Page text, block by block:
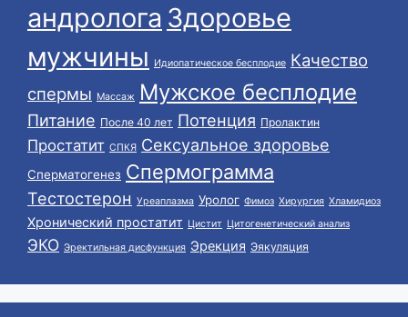
андролога Здоровье
мужчины
Идиопатическое бесплодие Качество
спермы Массаж Мужское бесплодие
Питание После 40 лет Потенция Пролактин
Простатит СПКЯ Сексуальное здоровье
Сперматогенез Спермограмма
Тестостерон Уреаплазма Уролог Фимоз Хирургия Хламидиоз
Хронический простатит Цистит Цитогенетический анализ
ЭКО Эректильная дисфункция Эрекция Эякуляция